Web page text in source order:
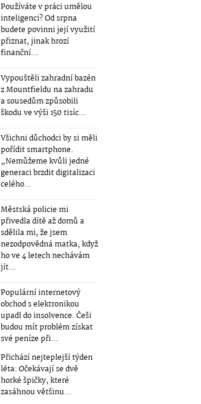
Používáte v práci umělou
inteligenci? Od srpna
budete povinni její využití
přiznat, jinak hrozí
finanční...
Vypouštěli zahradní bazén
z Mountfieldu na zahradu
a sousedům způsobili
škodu ve výši 150 tisíc...
Všichni důchodci by si měli
pořídit smartphone.
„Nemůžeme kvůli jedné
generaci brzdit digitalizaci
celého...
Městská policie mi
přivedla dítě až domů a
sdělila mi, že jsem
nezodpovědná matka, když
ho ve 4 letech nechávám
jít...
Populární internetový
obchod s elektronikou
upadl do insolvence. Češi
budou mít problém získat
své peníze při...
Přichází nejteplejší týden
léta: Očekávají se dvě
horké špičky, které
zasáhnou většinu...